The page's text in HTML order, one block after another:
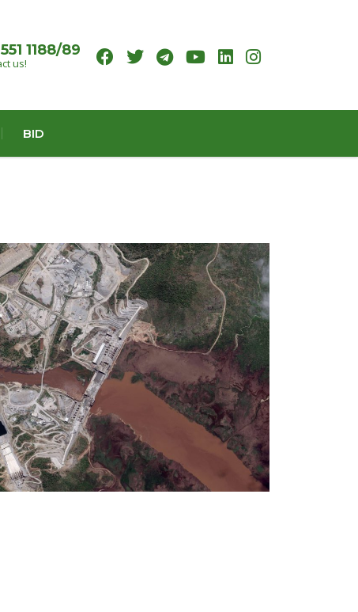
1188/89
us!
BID